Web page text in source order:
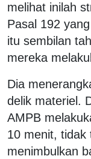
melihat inilah
Pasal 192
itu sembilan
mereka
Dia
delik materiel.
AMPB
10 menit, tidak
menimbulkan